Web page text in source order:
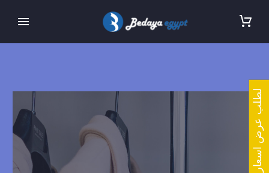
لطلب عرض اسعار